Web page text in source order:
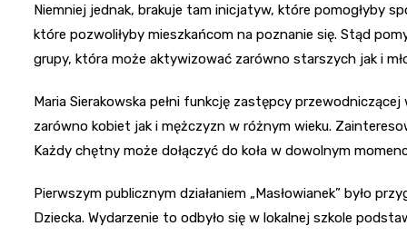
Niemniej jednak, brakuje tam inicjatyw, które pomogłyby
które pozwoliłyby mieszkańcom na poznanie się. Stąd
grupy, która może aktywizować zarówno starszych jak i
Maria Sierakowska pełni funkcję zastępcy przewodniczącej
zarówno kobiet jak i mężczyzn w różnym wieku.
Każdy chętny może dołączyć do koła w dowolnym
Pierwszym publicznym działaniem „Masłowianek” było
Dziecka. Wydarzenie to odbyło się w lokalnej szkole